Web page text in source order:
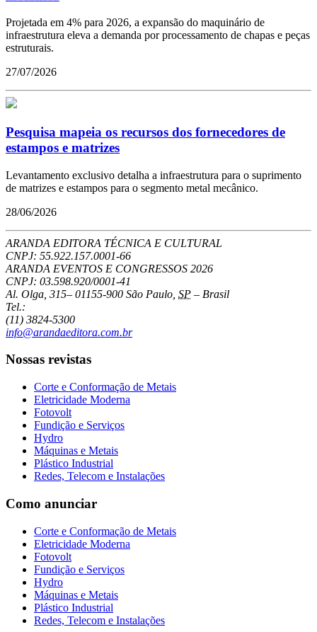
Projetada em 4% para 2026, a expansão do maquinário de
infraestrutura eleva a demanda por processamento de chapas e peças
estruturais.
27/07/2026
Pesquisa mapeia os recursos dos fornecedores de
estampos e matrizes
Levantamento exclusivo detalha a infraestrutura para o suprimento
de matrizes e estampos para o segmento metal mecânico.
28/06/2026
ARANDA EDITORA TÉCNICA E CULTURAL
CNPJ: 55.922.157.0001-66
ARANDA EVENTOS E CONGRESSOS 2026
CNPJ: 03.598.920/0001-41
Al. Olga, 315– 01155-900 São Paulo SP – Brasil
Tel.:
(11) 3824-5300
info@arandaeditora.com.br
Nossas revistas
Corte e Conformação de Metais
Eletricidade Moderna
Fotovolt
Fundição e Serviços
Hydro
Máquinas e Metais
Plástico Industrial
Redes, Telecom e Instalações
Como anunciar
Corte e Conformação de Metais
Eletricidade Moderna
Fotovolt
Fundição e Serviços
Hydro
Máquinas e Metais
Plástico Industrial
Redes, Telecom e Instalações